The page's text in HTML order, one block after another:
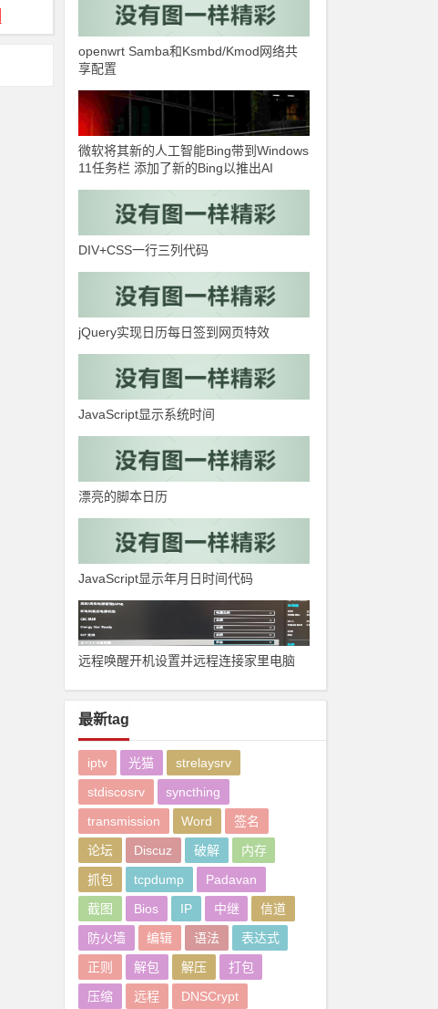
openwrt Samba和Ksmbd/Kmod网络共
享配置
微软将其新的人工智能Bing带到Windows
11任务栏 添加了新的Bing以推出AI
DIV+CSS一行三列代码
jQuery实现日历每日签到网页特效
JavaScript显示系统时间
漂亮的脚本日历
JavaScript显示年月日时间代码
远程唤醒开机设置并远程连接家里电脑
最新tag
iptv 光猫
strelaysrv
stdiscosrv
syncthing
transmission
Word
签名
论坛
Discuz 破解
内存
抓包
tcpdump
Padavan
截图
Bios IP 中继
信道
防火墙
编辑 语法
表达式
正则
解包 解压
打包
压缩
远程
DNSCrypt